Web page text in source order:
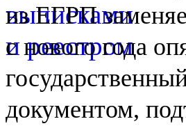
из ЕГРП
с нового года
документом,